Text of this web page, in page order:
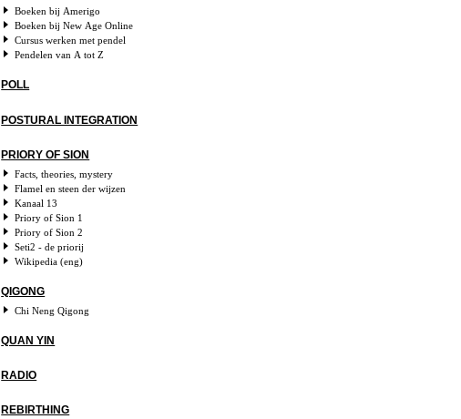
Boeken bij Amerigo
Boeken bij New Age Online
Cursus werken met pendel
Pendelen van A tot Z
POLL
POSTURAL INTEGRATION
PRIORY OF SION
Facts, theories, mystery
Flamel en steen der wijzen
Kanaal 13
Priory of Sion 1
Priory of Sion 2
Seti2 - de priorij
Wikipedia (eng)
QIGONG
Chi Neng Qigong
QUAN YIN
RADIO
REBIRTHING